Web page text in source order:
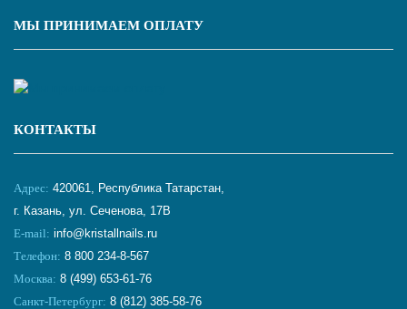
МЫ ПРИНИМАЕМ ОПЛАТУ
КОНТАКТЫ
Адрес: 420061, Республика Татарстан,
г. Казань, ул. Сеченова, 17В
E-mail: info@kristallnails.ru
Телефон: 8 800 234-8-567
Москва: 8 (499) 653-61-76
Санкт-Петербург: 8 (812) 385-58-76